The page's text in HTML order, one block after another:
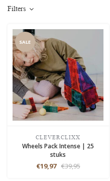
Filters
SALE
CLEVERCLIXX
Wheels Pack Intense | 25
stuks
€19,97 €39,95